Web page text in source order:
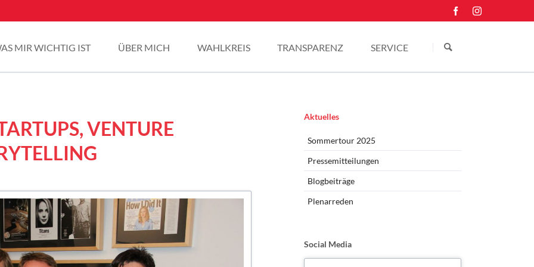
überspringen
MIR WICHTIG IST ÜBER MICH WAHLKREIS TRANSPARENZ SERVICE
VENTURE
Navigation
Aktuelles
Sommertour 2025
Pressemitteilungen
Blogbeiträge
Plenarreden
Social Media